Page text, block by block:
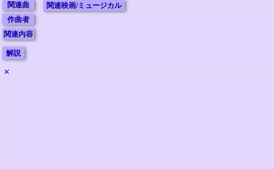
関連曲
作曲者
関連内容
関連映画/ミュージカル
解説
✕